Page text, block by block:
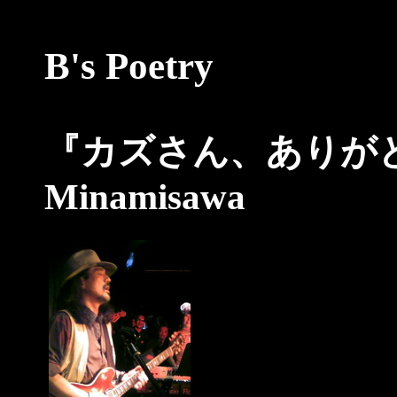
B's Poetry
『カズさん、あり
Minamisawa